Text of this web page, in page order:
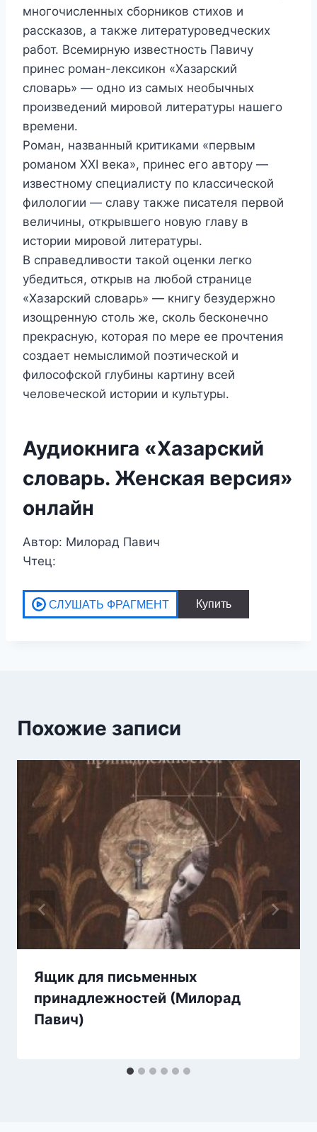
многочисленных сборников стихов и
рассказов, а также литературоведческих
работ. Всемирную известность Павичу
принес роман-лексикон «Хазарский
словарь» — одно из самых необычных
произведений мировой литературы нашего
времени.
Роман, названный критиками «первым
романом XXI века», принес его автору —
известному специалисту по классической
филологии — славу также писателя первой
величины, открывшего новую главу в
истории мировой литературы.
В справедливости такой оценки легко
убедиться, открыв на любой странице
«Хазарский словарь» — книгу безудержно
изощренную столь же, сколь бесконечно
прекрасную, которая по мере ее прочтения
создает немыслимой поэтической и
философской глубины картину всей
человеческой истории и культуры.
Аудиокнига «Хазарский
словарь. Женская версия»
онлайн
Автор: Милорад Павич
Чтец:
Похожие записи
Ящик для письменных
принадлежностей (Милорад
Павич)